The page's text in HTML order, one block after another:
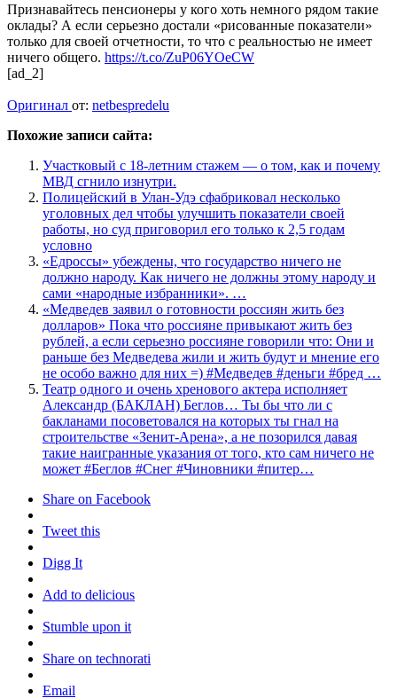
Признавайтесь пенсионеры у кого хоть немного рядом такие
оклады? А если серьезно достали «рисованные показатели»
только для своей отчетности, то что с реальностью не имеет
ничего общего. https://t.co/ZuP06YOeCW
[ad_2]
Оригинал от: netbespredelu
Похожие записи сайта:
Участковый с 18-летним стажем — о том, как и почему
МВД сгнило изнутри.
Полицейский в Улан-Удэ сфабриковал несколько
уголовных дел чтобы улучшить показатели своей
работы, но суд приговорил его только к 2,5 годам
условно
«Едроссы» убеждены, что государство ничего не
должно народу. Как ничего не должны этому народу и
сами «народные избранники». …
«Медведев заявил о готовности россиян жить без
долларов» Пока что россияне привыкают жить без
рублей, а если серьезно россияне говорили что: Они и
раньше без Медведева жили и жить будут и мнение его
не особо важно для них =) #Медведев #деньги #бред …
Театр одного и очень хренового актера исполняет
Александр (БАКЛАН) Беглов… Ты бы что ли с
бакланами посоветовался на которых ты гнал на
строительстве «Зенит-Арена», а не позорился давая
такие наигранные указания от того, кто сам ничего не
может #Беглов #Снег #Чиновники #питер…
Share on Facebook
Tweet this
Digg It
Add to delicious
Stumble upon it
Share on technorati
Email